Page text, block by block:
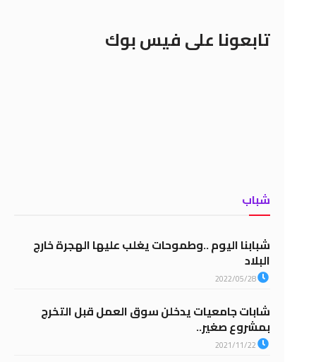
تابعونا على فيس بوك
شباب
شبابنا اليوم ..وطموحات يغلب عليها الهجرة خارج
البلاد
2022/05/28
شابات جامعيات يدخلن سوق العمل قبل التخرج
بمشروع صغير..
2021/11/22